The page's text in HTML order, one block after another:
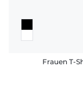
Frauen T-